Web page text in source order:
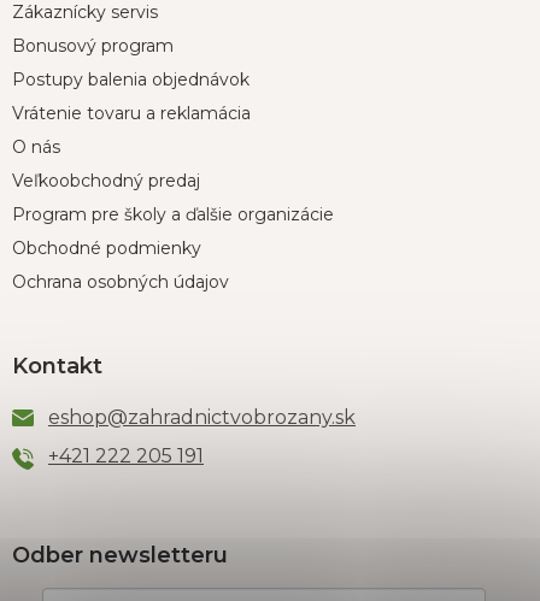
Zákaznícky servis
Bonusový program
Postupy balenia objednávok
Vrátenie tovaru a reklamácia
O nás
Veľkoobchodný predaj
Program pre školy a ďalšie organizácie
Obchodné podmienky
Ochrana osobných údajov
Kontakt
eshop@zahradnictvobrozany.sk
+421 222 205 191
Odber newsletteru